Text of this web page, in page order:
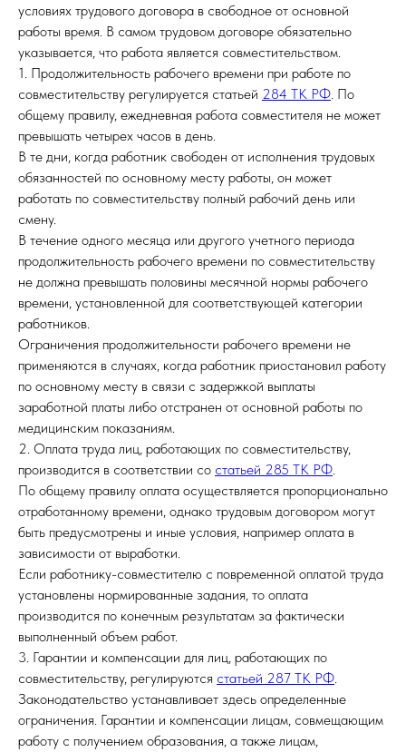
условиях трудового договора в свободное от основной
работы время. В самом трудовом договоре обязательно
указывается, что работа является совместительством.
1. Продолжительность рабочего времени при работе по
совместительству регулируется статьей 284 ТК РФ. По
общему правилу, ежедневная работа совместителя не может
превышать четырех часов в день.
В те дни, когда работник свободен от исполнения трудовых
обязанностей по основному месту работы, он может
работать по совместительству полный рабочий день или
смену.
В течение одного месяца или другого учетного периода
продолжительность рабочего времени по совместительству
не должна превышать половины месячной нормы рабочего
времени, установленной для соответствующей категории
работников.
Ограничения продолжительности рабочего времени не
применяются в случаях, когда работник приостановил работу
по основному месту в связи с задержкой выплаты
заработной платы либо отстранен от основной работы по
медицинским показаниям.
2. Оплата труда лиц, работающих по совместительству,
производится в соответствии со статьей 285 ТК РФ.
По общему правилу оплата осуществляется пропорционально
отработанному времени, однако трудовым договором могут
быть предусмотрены и иные условия, например оплата в
зависимости от выработки.
Если работнику-совместителю с повременной оплатой труда
установлены нормированные задания, то оплата
производится по конечным результатам за фактически
выполненный объем работ.
3. Гарантии и компенсации для лиц, работающих по
совместительству, регулируются статьей 287 ТК РФ.
Законодательство устанавливает здесь определенные
ограничения. Гарантии и компенсации лицам, совмещающим
работу с получением образования, а также лицам,